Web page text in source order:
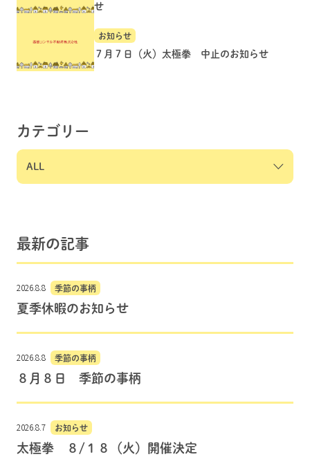
せ
お知らせ
７月７日（火）太極拳 中止のお知らせ
カテゴリー
最新の記事
2026.8.8 季節の事柄
夏季休暇のお知らせ
2026.8.8 季節の事柄
８月８日 季節の事柄
2026.8.7 お知らせ
太極拳 ８/１８（火）開催決定